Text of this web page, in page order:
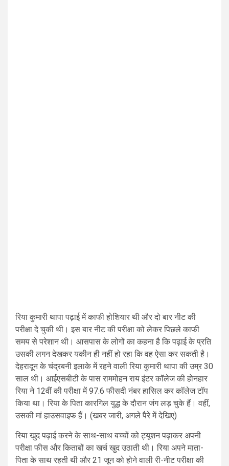
रिया कुमारी थापा पढ़ाई में काफी होशियार थी और दो बार नीट की
परीक्षा दे चुकी थी। इस बार नीट की परीक्षा को लेकर पिछले काफी
समय से परेशान थी। आसपास के लोगों का कहना है कि पढ़ाई के प्रति
उसकी लगन देखकर यकीन ही नहीं हो रहा कि वह ऐसा कर सकती है।
देहरादून के चंद्रबनी इलाके में रहने वाली रिया कुमारी थापा की उम्र 30
साल थी। आईएसबीटी के पास राममोहन राय इंटर कॉलेज की होनहार
रिया ने 12वीं की परीक्षा में 97.6 फीसदी नंबर हासिल कर कॉलेज टॉप
किया था। रिया के पिता कारगिल युद्ध के दौरान जंग लड़ चुके हैं। वहीं,
उसकी मां हाउसवाइफ हैं। (खबर जारी, अगले पैरे में देखिए)
रिया खुद पढ़ाई करने के साथ-साथ बच्चों को ट्यूशन पढ़ाकर अपनी
परीक्षा फीस और किताबों का खर्च खुद उठाती थी। रिया अपने माता-
पिता के साथ रहती थी और 21 जून को होने वाली री-नीट परीक्षा की